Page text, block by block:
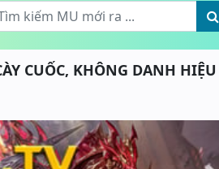
CUỐC, KHÔNG DANH HIỆU